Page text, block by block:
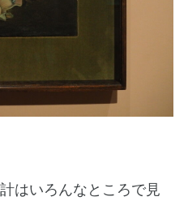
はいろんなところで見